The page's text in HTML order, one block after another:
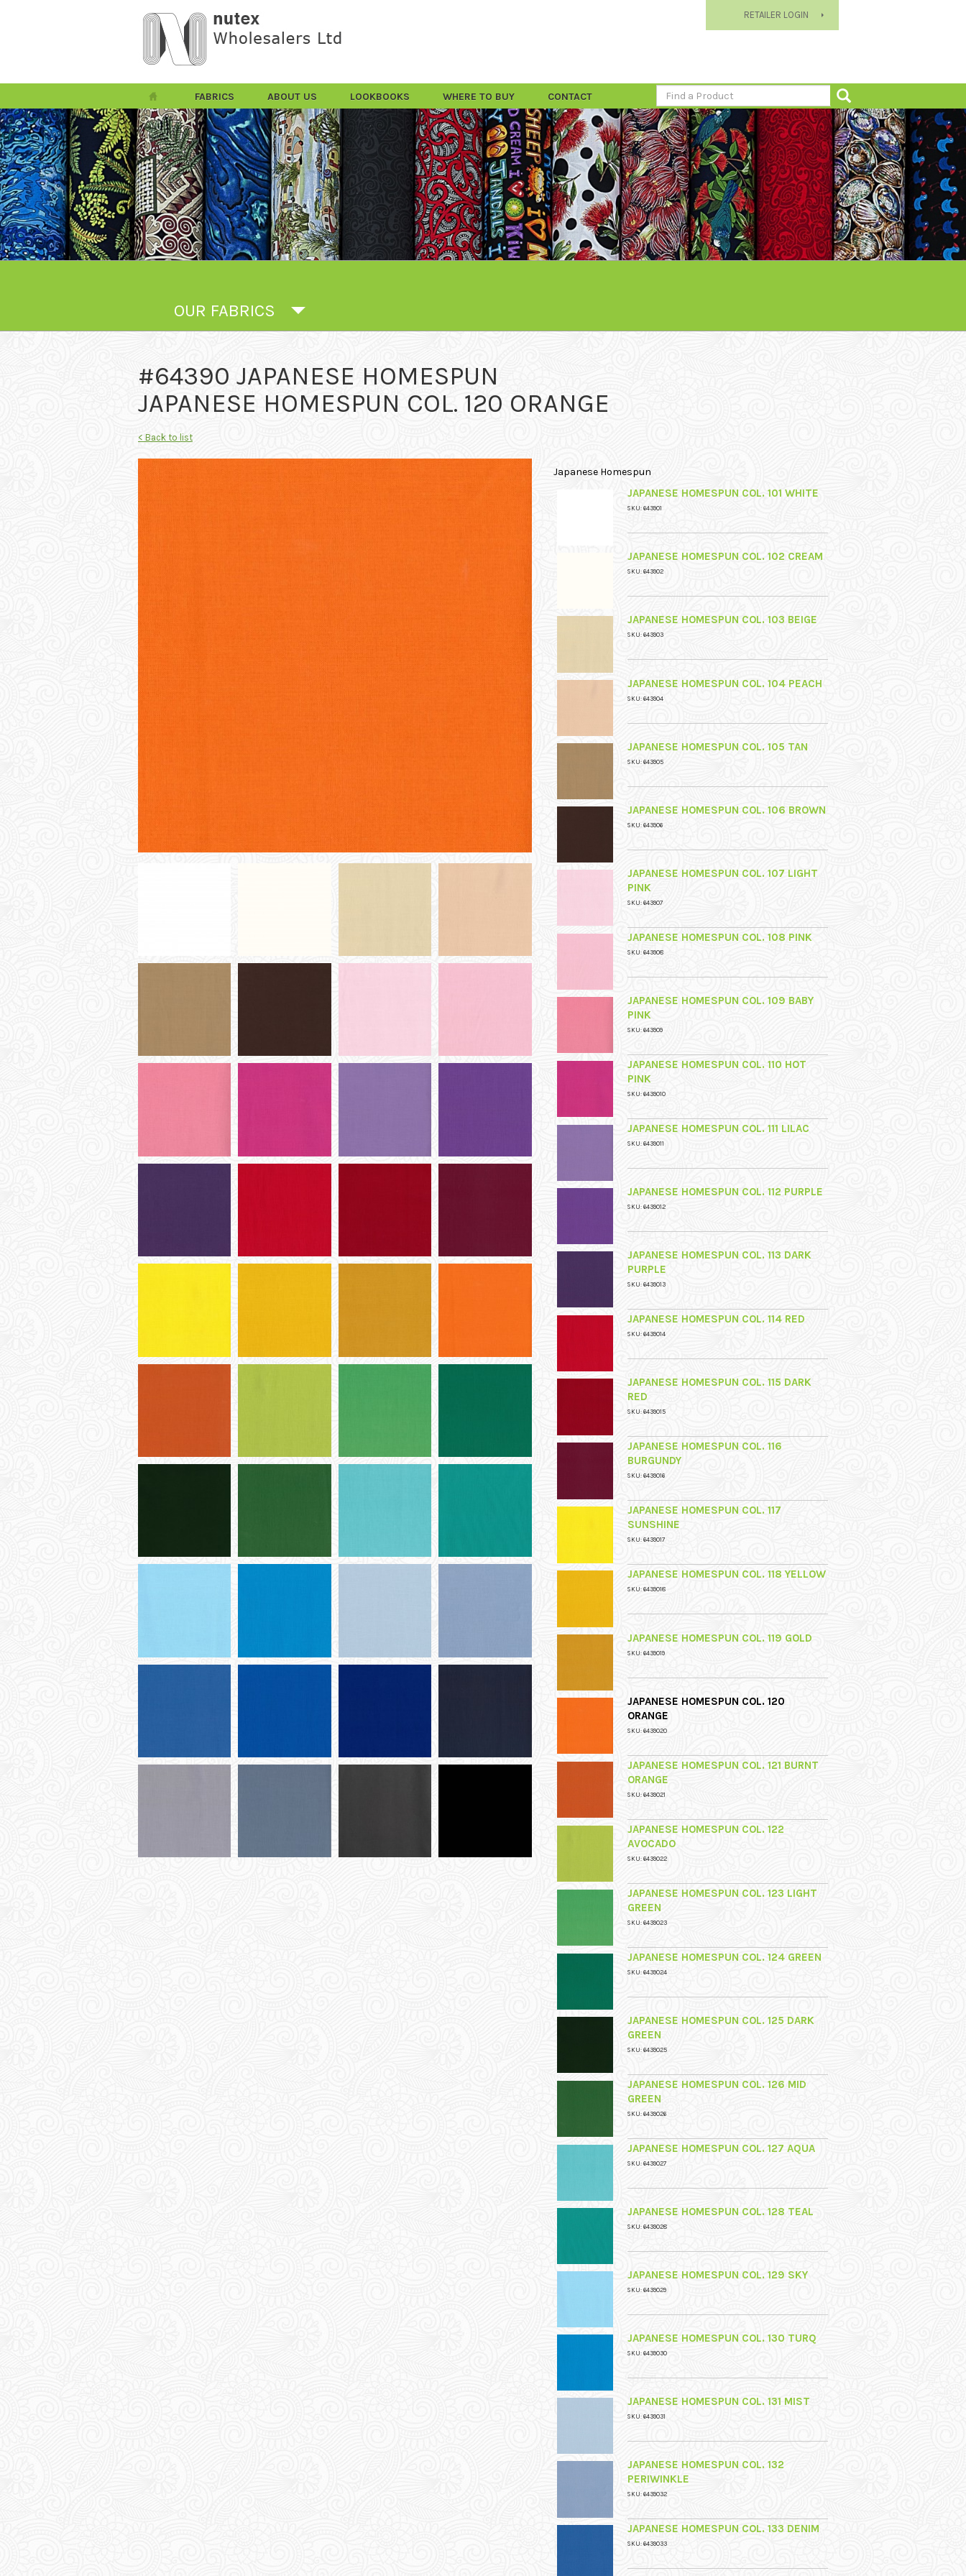
RETAILER LOGIN
FABRICS ABOUT US LOOKBOOKS WHERE TO BUY CONTACT
OUR FABRICS
#64390 JAPANESE HOMESPUN
JAPANESE HOMESPUN COL. 120 ORANGE
< Back to list
Japanese Homespun
JAPANESE HOMESPUN COL. 101 WHITE
SKU: 643901
JAPANESE HOMESPUN COL. 102 CREAM
SKU: 643902
JAPANESE HOMESPUN COL. 103 BEIGE
SKU: 643903
JAPANESE HOMESPUN COL. 104 PEACH
SKU: 643904
JAPANESE HOMESPUN COL. 105 TAN
SKU: 643905
JAPANESE HOMESPUN COL. 106 BROWN
SKU: 643906
JAPANESE HOMESPUN COL. 107 LIGHT
PINK
SKU: 643907
JAPANESE HOMESPUN COL. 108 PINK
SKU: 643908
JAPANESE HOMESPUN COL. 109 BABY
PINK
SKU: 643909
JAPANESE HOMESPUN COL. 110 HOT
PINK
SKU: 6439010
JAPANESE HOMESPUN COL. 111 LILAC
SKU: 6439011
JAPANESE HOMESPUN COL. 112 PURPLE
SKU: 6439012
JAPANESE HOMESPUN COL. 113 DARK
PURPLE
SKU: 6439013
JAPANESE HOMESPUN COL. 114 RED
SKU: 6439014
JAPANESE HOMESPUN COL. 115 DARK
RED
SKU: 6439015
JAPANESE HOMESPUN COL. 116
BURGUNDY
SKU: 6439016
JAPANESE HOMESPUN COL. 117
SUNSHINE
SKU: 6439017
JAPANESE HOMESPUN COL. 118 YELLOW
SKU: 6439018
JAPANESE HOMESPUN COL. 119 GOLD
SKU: 6439019
JAPANESE HOMESPUN COL. 120
ORANGE
SKU: 6439020
JAPANESE HOMESPUN COL. 121 BURNT
ORANGE
SKU: 6439021
JAPANESE HOMESPUN COL. 122
AVOCADO
SKU: 6439022
JAPANESE HOMESPUN COL. 123 LIGHT
GREEN
SKU: 6439023
JAPANESE HOMESPUN COL. 124 GREEN
SKU: 6439024
JAPANESE HOMESPUN COL. 125 DARK
GREEN
SKU: 6439025
JAPANESE HOMESPUN COL. 126 MID
GREEN
SKU: 6439026
JAPANESE HOMESPUN COL. 127 AQUA
SKU: 6439027
JAPANESE HOMESPUN COL. 128 TEAL
SKU: 6439028
JAPANESE HOMESPUN COL. 129 SKY
SKU: 6439029
JAPANESE HOMESPUN COL. 130 TURQ
SKU: 6439030
JAPANESE HOMESPUN COL. 131 MIST
SKU: 6439031
JAPANESE HOMESPUN COL. 132
PERIWINKLE
SKU: 6439032
JAPANESE HOMESPUN COL. 133 DENIM
SKU: 6439033